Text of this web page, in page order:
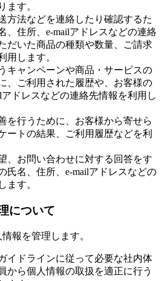
ます。
方法などを連絡したり確認するた
、住所、e-mailアドレスなどの連絡
だいた商品の種類や数量、ご請求
用します。
キャンペーンや商品・サービスの
、ご利用された履歴や、お客様の
アドレスなどの連絡先情報を利用し
を行うために、お客様から寄せら
ートの結果、ご利用履歴などを利
、お問い合わせに対する回答をす
氏名、住所、e-mailアドレスなどの
ます。
について
報を管理します。
イドラインに従って必要な社内体
から個人情報の取扱を適正に行う